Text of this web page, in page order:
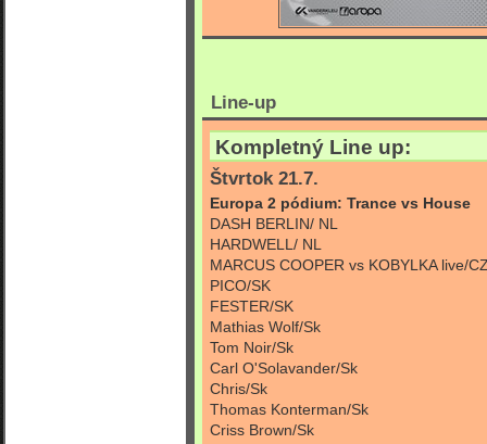
Line-up
Kompletný Line up:
Štvrtok 21.7.
Europa 2 pódium: Trance vs House
DASH BERLIN/ NL
HARDWELL/ NL
MARCUS COOPER vs KOBYLKA live/
PICO/SK
FESTER/SK
Mathias Wolf/Sk
Tom Noir/Sk
Carl O'Solavander/Sk
Chris/Sk
Thomas Konterman/Sk
Criss Brown/Sk